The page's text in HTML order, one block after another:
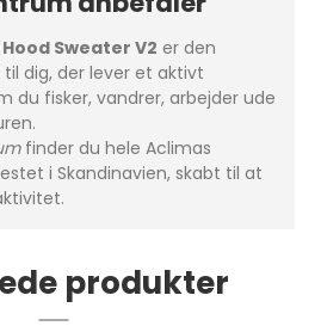
Sweater V2 er den
dig, der lever et aktivt
du fisker, vandrer, arbejder ude
finder du hele Aclimas
i Skandinavien, skabt til at
produkter